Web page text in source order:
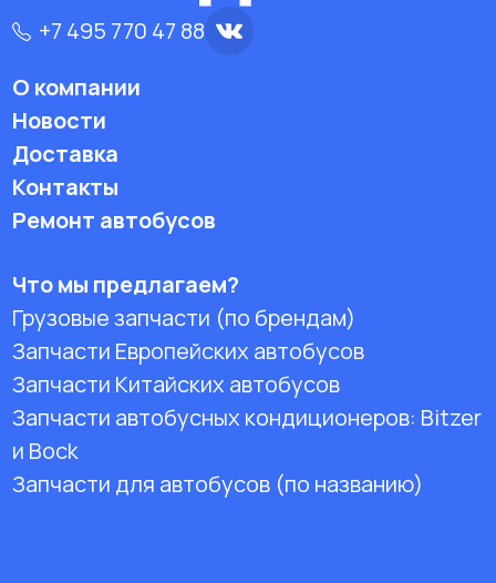
+7 495 770 47 88
О компании
Новости
Доставка
Контакты
Ремонт автобусов
Что мы предлагаем?
Грузовые запчасти (по брендам)
Запчасти Европейских автобусов
Запчасти Китайских автобусов
Запчасти автобусных кондиционеров: Bitzer
и Bock
Запчасти для автобусов (по названию)